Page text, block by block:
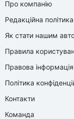
Про компанію
Редакційна
Як стати нашим
Правила
Правова інформація
Політика
Контакти
Команда